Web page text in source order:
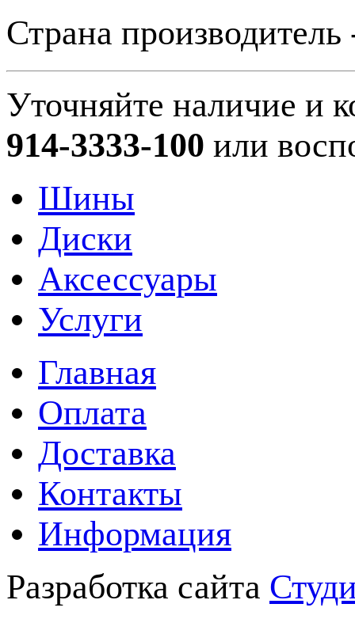
Страна
Уточняйте наличие и
914-3333-100 или
Шины
Диски
Аксессуары
Услуги
Главная
Оплата
Доставка
Контакты
Информация
Разработка сайта